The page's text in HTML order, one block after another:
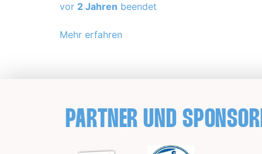
vor 2 Jahren beendet
Mehr erfahren
PARTNER UND